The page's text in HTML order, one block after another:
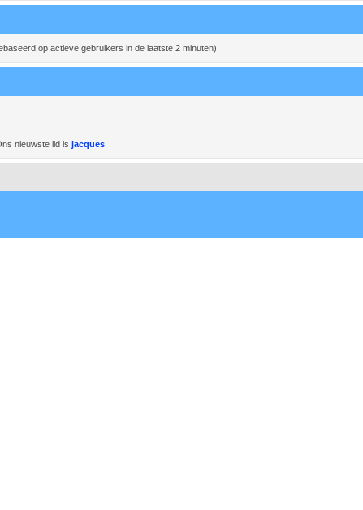
op actieve gebruikers in de laatste 2 minuten)
nieuwste lid is jacques